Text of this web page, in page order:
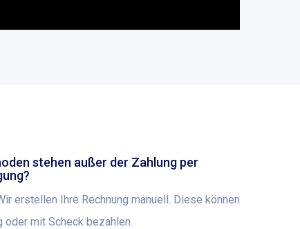
stehen außer der Zahlung per
erstellen Ihre Rechnung manuell. Diese können
oder mit Scheck bezahlen.